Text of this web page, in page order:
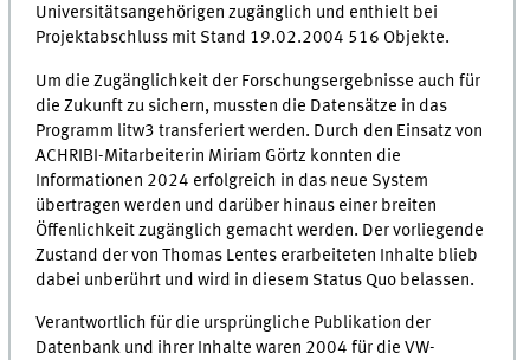
Universitätsangehörigen zugänglich und enthielt bei
Projektabschluss mit Stand 19.02.2004 516 Objekte.
Um die Zugänglichkeit der Forschungsergebnisse auch für
die Zukunft zu sichern, mussten die Datensätze in das
Programm litw3 transferiert werden. Durch den Einsatz von
ACHRIBI-Mitarbeiterin Miriam Görtz konnten die
Informationen 2024 erfolgreich in das neue System
übertragen werden und darüber hinaus einer breiten
Öffenlichkeit zugänglich gemacht werden. Der vorliegende
Zustand der von Thomas Lentes erarbeiteten Inhalte blieb
dabei unberührt und wird in diesem Status Quo belassen.
Verantwortlich für die ursprüngliche Publikation der
Datenbank und ihrer Inhalte waren 2004 für die VW-